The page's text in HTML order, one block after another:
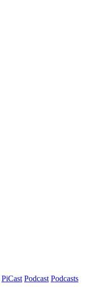
PiCast Podcast Podcasts